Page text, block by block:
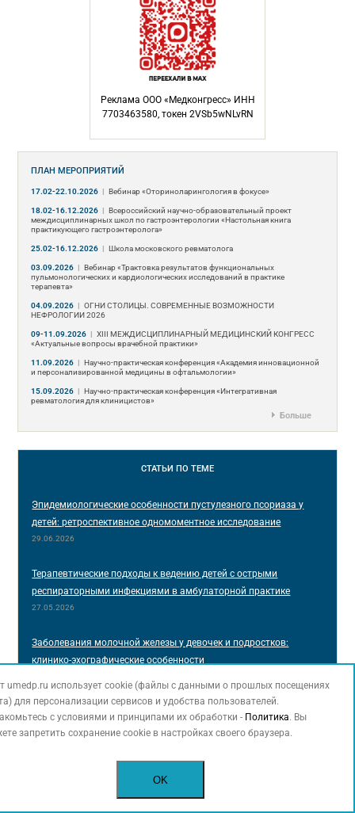
Реклама ООО «Медконгресс» ИНН
7703463580, токен 2VSb5wNLvRN
ПЛАН МЕРОПРИЯТИЙ
17.02-22.10.2026 | Вебинар «Оториноларингология в фокусе»
18.02-16.12.2026 | Всероссийский научно-образовательный проект
междисциплинарных школ по гастроэнтерологии «Настольная книга
практикующего гастроэнтеролога»
25.02-16.12.2026 | Школа московского ревматолога
03.09.2026 | Вебинар «Трактовка результатов функциональных
пульмонологических и кардиологических исследований в практике
терапевта»
04.09.2026 | ОГНИ СТОЛИЦЫ. СОВРЕМЕННЫЕ ВОЗМОЖНОСТИ
НЕФРОЛОГИИ 2026
09-11.09.2026 | ХIII МЕЖДИСЦИПЛИНАРНЫЙ МЕДИЦИНСКИЙ КОНГРЕСС
«Актуальные вопросы врачебной практики»
11.09.2026 | Научно-практическая конференция «Академия инновационной
и персонализированной медицины в офтальмологии»
15.09.2026 | Научно-практическая конференция «Интегративная
ревматология для клиницистов»
Больше
СТАТЬИ ПО ТЕМЕ
Эпидемиологические особенности пустулезного псориаза у
детей: ретроспективное одномоментное исследование
29.06.2026
Терапевтические подходы к ведению детей с острыми
респираторными инфекциями в амбулаторной практике
27.05.2026
Заболевания молочной железы у девочек и подростков:
клинико-эхографические особенности
Профессор В.И. СИМАНЕНКОВ: «В гастроэнтерологии еще
много загадок, разгадывать которые предстоит не одному
Итоги научно-практической конференции «Современные
umedp.ru использует cookie (файлы с данными о прошлых посещениях
для персонализации сервисов и удобства пользователей.
с условиями и принципами их обработки - Политика. Вы
запретить сохранение cookie в настройках своего браузера.
OK